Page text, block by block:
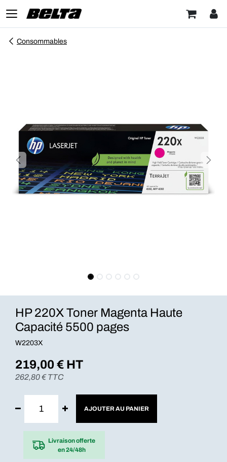
Consommables
HP 220X Toner Magenta Haute
Capacité 5500 pages
W2203X
219,00€ HT
262,80€ TTC
AJOUTER AU PANIER
Livraison offerte
en 24/48h